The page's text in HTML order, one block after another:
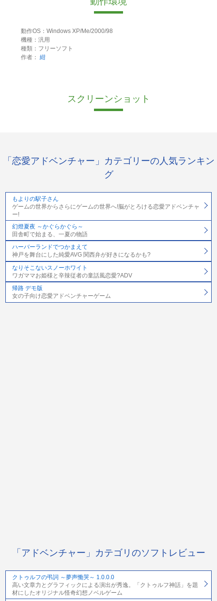
動作OS：Windows XP/Me/2000/98
機種：汎用
種類：フリーソフト
作者： 紺
スクリーンショット
「恋愛アドベンチャー」カテゴリーの人気ランキン
グ
もよりの駅子さん
ゲームの世界からさらにゲームの世界へ!脳がとろける恋愛アドベンチャ
ー!
幻燈夏夜 ～かぐらかぐら～
田舎町で始まる、一夏の物語
ハーバーランドでつかまえて
神戸を舞台にした純愛AVG 関西弁が好きになるかも?
なりそこないスノーホワイト
ワガママお姫様と辛辣従者の童話風恋愛?ADV
帰路 デモ版
女の子向け恋愛アドベンチャーゲーム
「アドベンチャー」カテゴリのソフトレビュー
クトゥルフの弔詞 ～夢声慟哭～ 1.0.0.0
高い文章力とグラフィックによる演出が秀逸。「クトゥルフ神話」を題
材にしたオリジナル怪奇幻想ノベルゲーム